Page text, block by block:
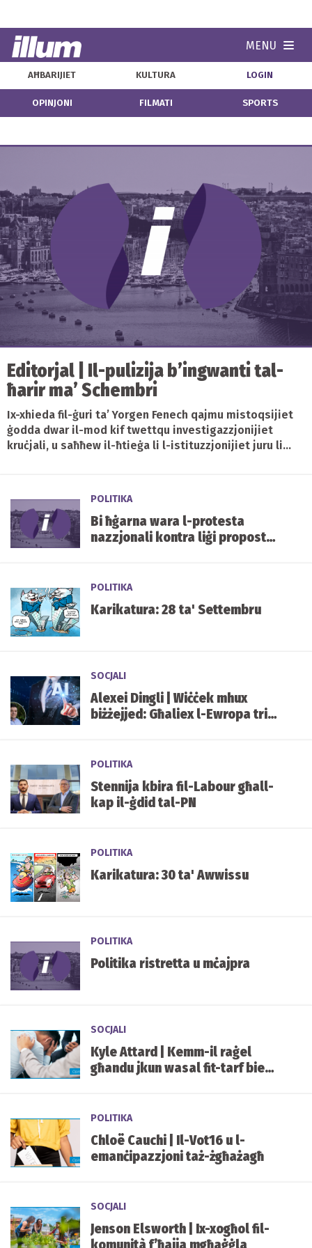
MENU
AĦBARIJIET KULTURA LOGIN
OPINJONI FILMATI SPORTS
Editorjal | Il-pulizija b’ingwanti tal-
ħarir ma’ Schembri
Ix-xhieda fil-ġuri ta’ Yorgen Fenech qajmu mistoqsijiet
ġodda dwar il-mod kif twettqu investigazzjonijiet
kruċjali, u saħħew il-ħtieġa li l-istituzzjonijiet juru li...
POLITIKA
Bi ħġarna wara l-protesta
nazzjonali kontra liġi proposta
POLITIKA
Karikatura: 28 ta' Settembru
SOCJALI
Alexei Dingli | Wiċċek mhux
biżżejjed: Għaliex l-Ewropa trid
POLITIKA
Stennija kbira fil-Labour għall-
kap il-ġdid tal-PN
POLITIKA
Karikatura: 30 ta' Awwissu
POLITIKA
Politika ristretta u mċajpra
SOCJALI
Kyle Attard | Kemm-il raġel
għandu jkun wasal fit-tarf biex
POLITIKA
Chloë Cauchi | Il-Vot16 u l-
emanċipazzjoni taż-żgħażagħ
SOCJALI
Jenson Elsworth | Ix-xogħol fil-